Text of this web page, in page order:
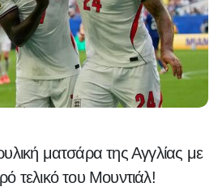
ματσάρα της Αγγλίας με
τελικό του Μουντιάλ!